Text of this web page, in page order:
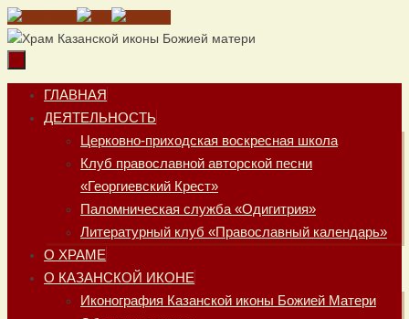
Перейти
к
Перейти
содержимому
ГЛАВНАЯ
ДЕЯТЕЛЬНОСТЬ
Церковно-приходская воскресная школа
Клуб православной авторской песни
«Георгиевский Крест»
Паломническая служба «Одигитрия»
Литературный клуб «Православный календарь»
О ХРАМЕ
О КАЗАНСКОЙ ИКОНЕ
Иконография Казанской иконы Божией Матери